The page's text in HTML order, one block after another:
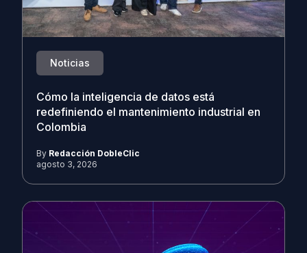
Noticias
Cómo la inteligencia de datos está
redefiniendo el mantenimiento industrial en
Colombia
By Redacción DobleClic
agosto 3, 2026